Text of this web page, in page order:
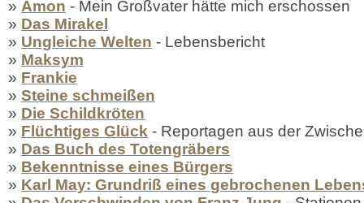
» Amon - Mein Großvater hätte mich erschossen
» Das Mirakel
» Ungleiche Welten - Lebensbericht
» Maksym
» Frankie
» Steine schmeißen
» Die Schildkröten
» Flüchtiges Glück - Reportagen aus der
» Das Buch des Totengräbers
» Bekenntnisse eines Bürgers
» Karl May: Grundriß eines gebrochenen